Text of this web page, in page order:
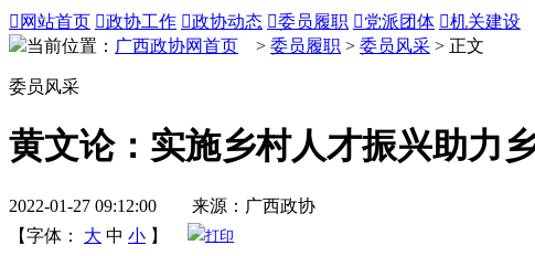
 网站首页 政协工作 政协动态 委员履职 党派团体 机关建设
当前位置： 广西政协网首页 > 委员履职 > 委员风采 > 正文
委员风采
黄文论：实施乡村人才振兴助力
2022-01-27 09:12:00 来源：广西政协
【字体：
大 中 小 】 打印